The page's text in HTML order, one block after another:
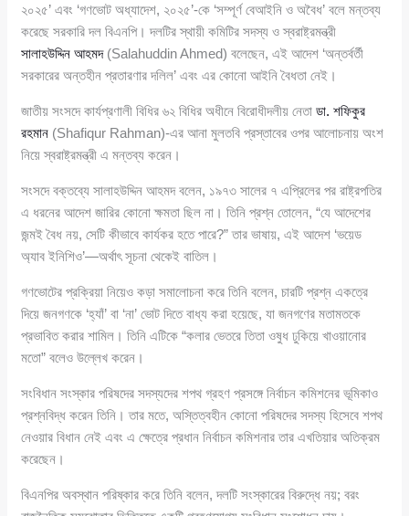
২০২৫’ এবং ‘গণভোট অধ্যাদেশ, ২০২৫’-কে ‘সম্পূর্ণ বেআইনি ও অবৈধ’ বলে মন্তব্য
করেছে সরকারি দল বিএনপি। দলটির স্থায়ী কমিটির সদস্য ও স্বরাষ্ট্রমন্ত্রী
সালাহউদ্দিন আহমদ(Salahuddin Ahmed) বলেছেন, এই আদেশ ‘অন্তর্বর্তী
সরকারের অন্তহীন প্রতারণার দলিল’ এবং এর কোনো আইনি বৈধতা নেই।
জাতীয় সংসদে কার্যপ্রণালী বিধির ৬২ বিধির অধীনে বিরোধীদলীয় নেতাডা. শফিকুর
রহমান (Shafiqur Rahman)-এর আনা মুলতবি প্রস্তাবের ওপর আলোচনায় অংশ
নিয়ে স্বরাষ্ট্রমন্ত্রী এ মন্তব্য করেন।
সংসদে বক্তব্যে সালাহউদ্দিন আহমদ বলেন, ১৯৭৩ সালের ৭ এপ্রিলের পর রাষ্ট্রপতির
এ ধরনের আদেশ জারির কোনো ক্ষমতা ছিল না। তিনি প্রশ্ন তোলেন, “যে আদেশের
জন্মই বৈধ নয়, সেটি কীভাবে কার্যকর হতে পারে?” তার ভাষায়, এই আদেশ ‘ভয়েড
অ্যাব ইনিশিও’—অর্থাৎ সূচনা থেকেই বাতিল।
গণভোটের প্রক্রিয়া নিয়েও কড়া সমালোচনা করে তিনি বলেন, চারটি প্রশ্ন একত্রে
দিয়ে জনগণকে ‘হ্যাঁ’ বা ‘না’ ভোট দিতে বাধ্য করা হয়েছে, যা জনগণের মতামতকে
প্রভাবিত করার শামিল। তিনি এটিকে “কলার ভেতরে তিতা ওষুধ ঢুকিয়ে খাওয়ানোর
মতো” বলেও উল্লেখ করেন।
সংবিধান সংস্কার পরিষদের সদস্যদের শপথ গ্রহণ প্রসঙ্গে নির্বাচন কমিশনের ভূমিকাও
প্রশ্নবিদ্ধ করেন তিনি। তার মতে, অস্তিত্বহীন কোনো পরিষদের সদস্য হিসেবে শপথ
নেওয়ার বিধান নেই এবং এ ক্ষেত্রে প্রধান নির্বাচন কমিশনার তার এখতিয়ার অতিক্রম
করেছেন।
বিএনপির অবস্থান পরিষ্কার করে তিনি বলেন, দলটি সংস্কারের বিরুদ্ধে নয়; বরং